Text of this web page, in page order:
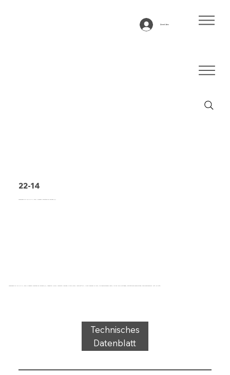
Anmelden
22-14
Förderband Typ 22-14 PVC, grün, 2-lagiges querstabiles Gewebe (R)
Förderband Typ 22-14 PVC, grün, 2-lagiges querstabiles Gewebe (R), Tragseite: 0,7mm, Laufseite: Gewebe, Dicke 2,4mm, Härte 80° ShA, Kraft-Dehnung 10N/mm, Rollendurchmesser 40mm, Rollen- und Gleitträger, antistatische Beschichtung, Temperaturbereich -15°C bis 90°C
Technisches
Datenblatt